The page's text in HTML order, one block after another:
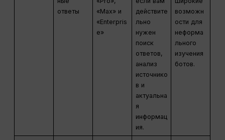
ответы
«Max» и
«Enterpris
e»
действите
льно
нужен
поиск
ответов,
анализ
источнико
в и
актуальна
я
информац
ия.
возможн
ости для
неформа
льного
изучения
ботов.